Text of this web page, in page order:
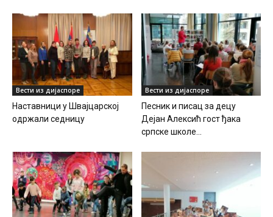
Вести из дијаспоре
Наставници у Швајцарској
одржали седницу
Вести из дијаспоре
Песник и писац за децу
Дејан Алексић гост ђака
српске школе...